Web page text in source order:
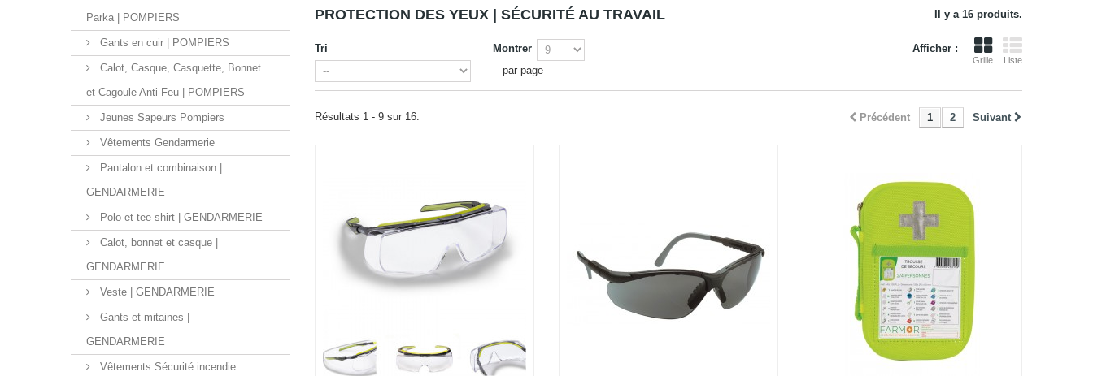
Parka | POMPIERS
Gants en cuir | POMPIERS
Calot, Casque, Casquette, Bonnet
et Cagoule Anti-Feu | POMPIERS
Jeunes Sapeurs Pompiers
Vêtements Gendarmerie
Pantalon et combinaison |
GENDARMERIE
Polo et tee-shirt | GENDARMERIE
Calot, bonnet et casque |
GENDARMERIE
Veste | GENDARMERIE
Gants et mitaines |
GENDARMERIE
Vêtements Sécurité incendie
PROTECTION DES YEUX | SÉCURITÉ AU TRAVAIL Il y a 16 produits.
Afficher :
Grille Liste
Tri
Montrer
par page
Précédent 1 2 Suivant
Résultats 1 - 9 sur 16.